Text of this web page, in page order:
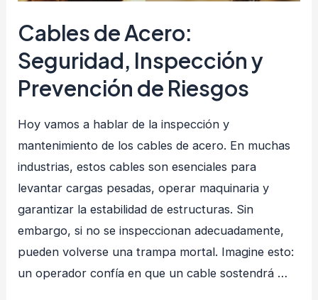
Cables de Acero:
Seguridad, Inspección y
Prevención de Riesgos
Hoy vamos a hablar de la inspección y
mantenimiento de los cables de acero. En muchas
industrias, estos cables son esenciales para
levantar cargas pesadas, operar maquinaria y
garantizar la estabilidad de estructuras. Sin
embargo, si no se inspeccionan adecuadamente,
pueden volverse una trampa mortal. Imagine esto:
un operador confía en que un cable sostendrá …